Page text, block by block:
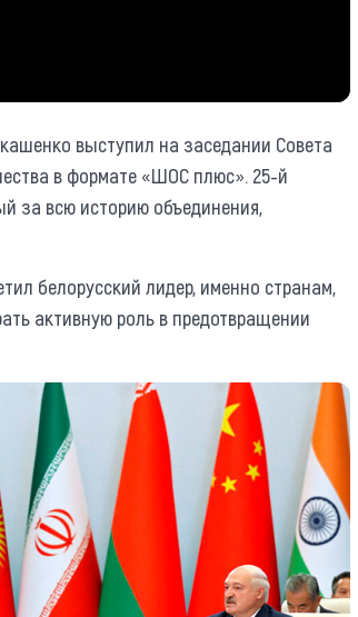
выступил на заседании Совета
в формате «ШОС плюс». 25-й
за всю историю объединения,
белорусский лидер, именно странам,
активную роль в предотвращении